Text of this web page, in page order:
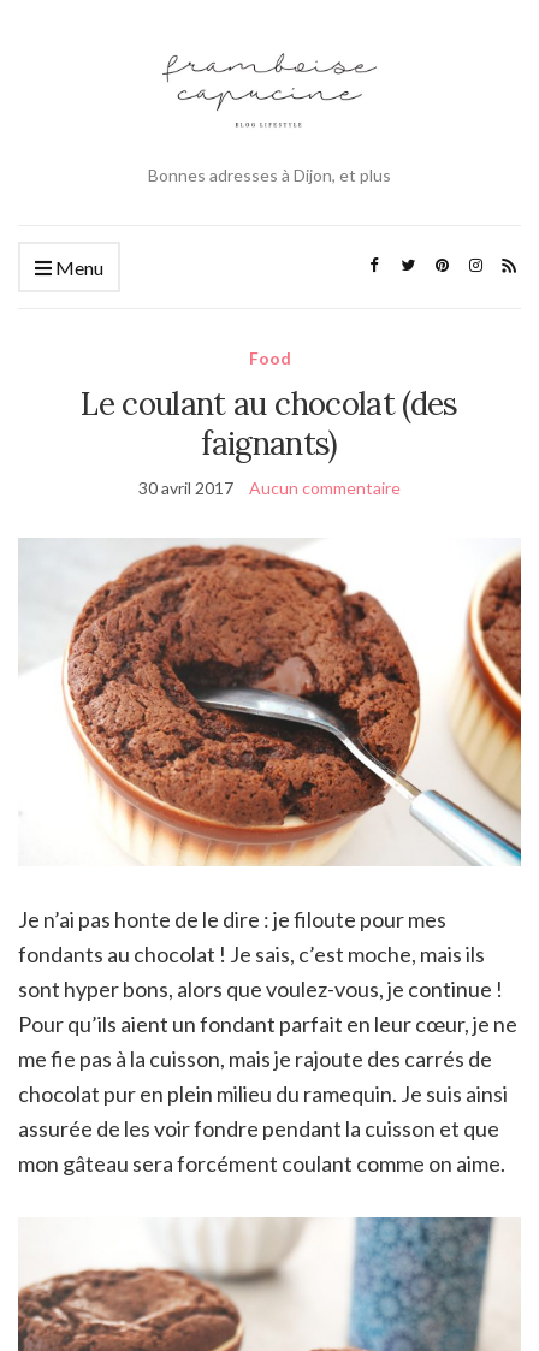
Bonnes adresses à Dijon, et plus
Menu
Food
Le coulant au chocolat (des
faignants)
30 avril 2017 Aucun commentaire
Je n’ai pas honte de le dire : je filoute pour mes
fondants au chocolat ! Je sais, c’est moche, mais ils
sont hyper bons, alors que voulez-vous, je continue !
Pour qu’ils aient un fondant parfait en leur cœur, je ne
me fie pas à la cuisson, mais je rajoute des carrés de
chocolat pur en plein milieu du ramequin. Je suis ainsi
assurée de les voir fondre pendant la cuisson et que
mon gâteau sera forcément coulant comme on aime.